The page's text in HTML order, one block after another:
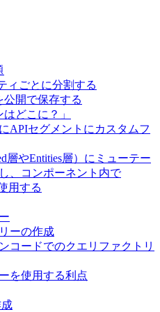
ィごとに分割する
開で保存する
どこに？」
APIセグメントにカスタムフ
層やEntities層）にミューテー
、コンポーネント内で
用する
ーの作成
コードでのクエリファクトリ
を使用する利点
成